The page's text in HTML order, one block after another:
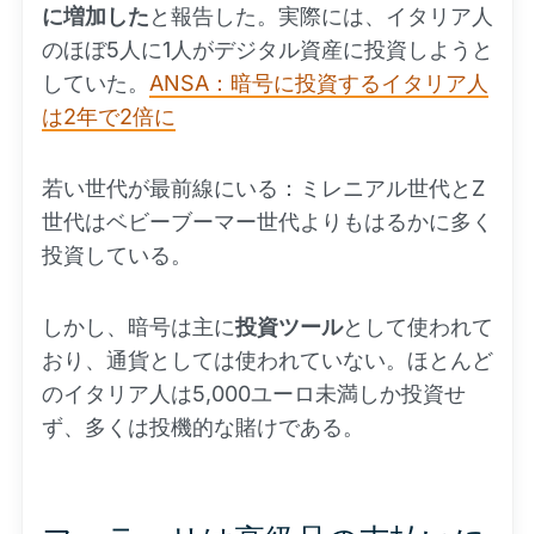
に増加したと報告した。実際には、イタリア人
のほぼ5人に1人がデジタル資産に投資しようと
していた。 ANSA：暗号に投資するイタリア人
は2年で2倍に
若い世代が最前線にいる：ミレニアル世代とZ
世代はベビーブーマー世代よりもはるかに多く
投資している。
しかし、暗号は主に投資ツールとして使われて
おり、通貨としては使われていない。ほとんど
のイタリア人は5,000ユーロ未満しか投資せ
ず、多くは投機的な賭けである。